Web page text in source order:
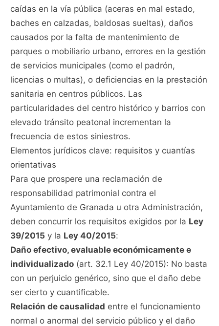
caídas en la vía pública (aceras en mal estado,
baches en calzadas, baldosas sueltas), daños
causados por la falta de mantenimiento de
parques o mobiliario urbano, errores en la gestión
de servicios municipales (como el padrón,
licencias o multas), o deficiencias en la prestación
sanitaria en centros públicos. Las
particularidades del centro histórico y barrios con
elevado tránsito peatonal incrementan la
frecuencia de estos siniestros.
Elementos jurídicos clave: requisitos y cuantías
orientativas
Para que prospere una reclamación de
responsabilidad patrimonial contra el
Ayuntamiento de Granada u otra Administración,
deben concurrir los requisitos exigidos por la Ley
39/2015 y la Ley 40/2015:
Daño efectivo, evaluable económicamente e
individualizado (art. 32.1 Ley 40/2015): No basta
con un perjuicio genérico, sino que el daño debe
ser cierto y cuantificable.
Relación de causalidad entre el funcionamiento
normal o anormal del servicio público y el daño